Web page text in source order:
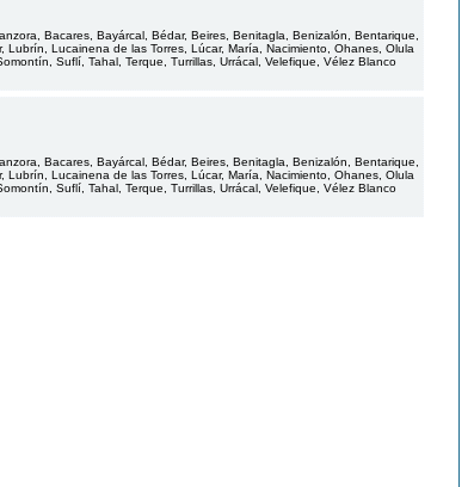
Bacares, Bayárcal, Bédar, Beires, Benitagla, Benizalón, Bentarique,
Lucainena de las Torres, Lúcar, María, Nacimiento, Ohanes, Olula
Suflí, Tahal, Terque, Turrillas, Urrácal, Velefique, Vélez Blanco
Bacares, Bayárcal, Bédar, Beires, Benitagla, Benizalón, Bentarique,
Lucainena de las Torres, Lúcar, María, Nacimiento, Ohanes, Olula
Suflí, Tahal, Terque, Turrillas, Urrácal, Velefique, Vélez Blanco